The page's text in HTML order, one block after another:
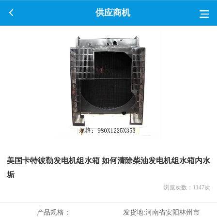
供应商机
美国卡特彼勒发电机组水箱 如何清除柴油发电机组水箱内水
垢
浏览次数： 1147次
产品规格： 发货地:河南省安阳林州市